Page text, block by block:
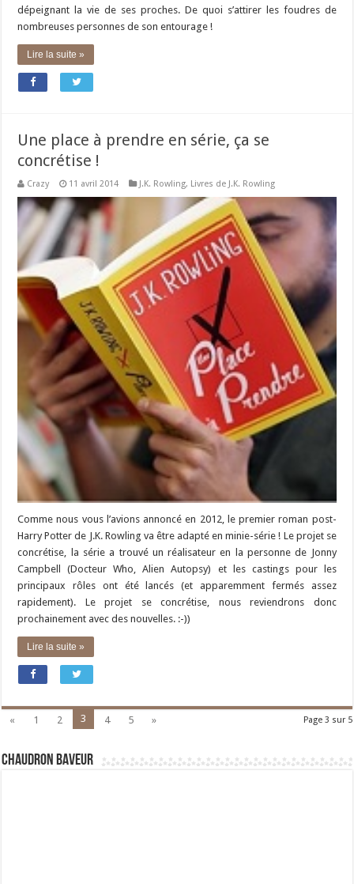
dépeignant la vie de ses proches. De quoi s’attirer les foudres de
nombreuses personnes de son entourage !
Lire la suite »
Une place à prendre en série, ça se
concrétise !
Crazy 11 avril 2014 J.K. Rowling, Livres de J.K. Rowling
Comme nous vous l’avions annoncé en 2012, le premier roman post-
Harry Potter de J.K. Rowling va être adapté en minie-série ! Le projet se
concrétise, la série a trouvé un réalisateur en la personne de Jonny
Campbell (Docteur Who, Alien Autopsy) et les castings pour les
principaux rôles ont été lancés (et apparemment fermés assez
rapidement). Le projet se concrétise, nous reviendrons donc
prochainement avec des nouvelles. :-))
Lire la suite »
Page 3 sur 5
« 1 2 3 4 5 »
Chaudron Baveur